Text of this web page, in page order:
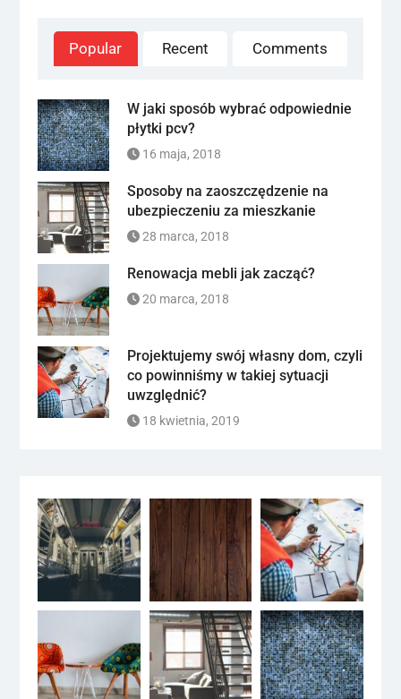
Popular Recent Comments
W jaki sposób wybrać odpowiednie
płytki pcv?
16 maja, 2018
Sposoby na zaoszczędzenie na
ubezpieczeniu za mieszkanie
28 marca, 2018
Renowacja mebli jak zacząć?
20 marca, 2018
Projektujemy swój własny dom, czyli
co powinniśmy w takiej sytuacji
uwzględnić?
18 kwietnia, 2019